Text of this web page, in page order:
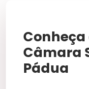
Câmara
Pádua